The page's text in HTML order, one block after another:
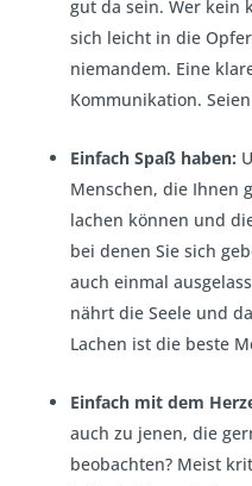
gut da sein. Wer kein
sich leicht in die
niemandem. Eine
Kommunikation.
Einfach Spaß haben:
Menschen, die Ihnen
lachen können und
bei denen Sie sich
auch einmal
nährt die Seele und
Lachen ist die beste
Einfach mit dem
auch zu jenen, die
beobachten? Meist